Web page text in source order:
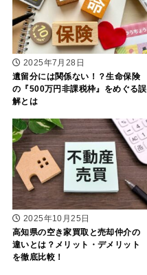
2025年7月28日
遺留分には関係ない！？生命保険
の『500万円非課税枠』をめぐる誤
解とは
2025年10月25日
高知県の空き家買取と売却仲介の
違いとは？メリット・デメリット
を徹底比較！